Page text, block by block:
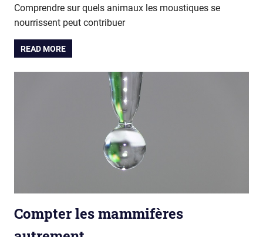
Comprendre sur quels animaux les moustiques se
nourrissent peut contribuer
READ MORE
Compter les mammifères